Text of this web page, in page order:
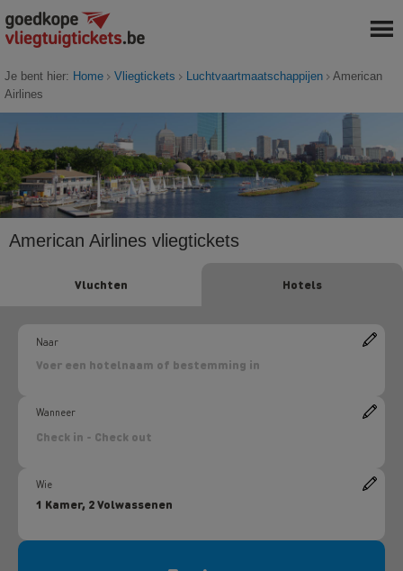
Je bent hier: Home Vliegtickets Luchtvaartmaatschappijen
American
Airlines
American Airlines vliegtickets